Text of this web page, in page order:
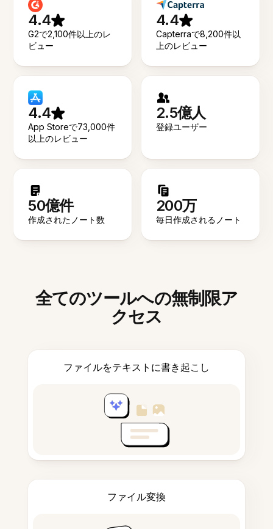
4.4
G2で2,100件以上のレ
ビュー
4.4
Capterraで8,200件以
上のレビュー
4.4
App Storeで73,000件
以上のレビュー
2.5億人
登録ユーザー
50億件
作成されたノート数
200万
毎日作成されるノート
全てのツールへの無制限ア
クセス
ファイルをテキストに書き起こし
ファイル変換